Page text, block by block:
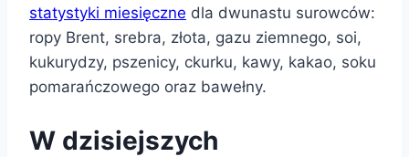
statystyki miesięczne dla dwunastu surowców:
ropy Brent, srebra, złota, gazu ziemnego, soi,
kukurydzy, pszenicy, ckurku, kawy, kakao, soku
pomarańczowego oraz bawełny.
W dzisiejszych